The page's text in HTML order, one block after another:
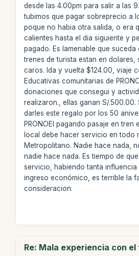
desde las 4.00pm para salir a las
tubimos que pagar sobreprecio a
poque no habia otra salida, o era
calientes hasta el dia siguiente y
pagado. Es lamenable que suceda
trenes de turista estan en dolares,
caros. Ida y vuelta $124.00, viaje
Educativas comunitarias de
donaciones que consegui y
realizaron., ellas ganan S/.500.00.
darles este regalo por los 50
PRONOEI pagando pasaje en tren
local debe hacer servicio en todo
Metropolitano. Nadie hace nada,
nadie hace nada. Es tiempo de
servicio, habiendo tanta influencia
ingreso económico, es terrible la
consideracion.
Re: Mala experiencia con